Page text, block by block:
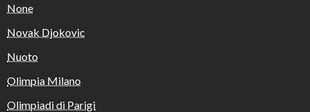
None
Novak Djokovic
Nuoto
Olimpia Milano
Olimpiadi di Parigi